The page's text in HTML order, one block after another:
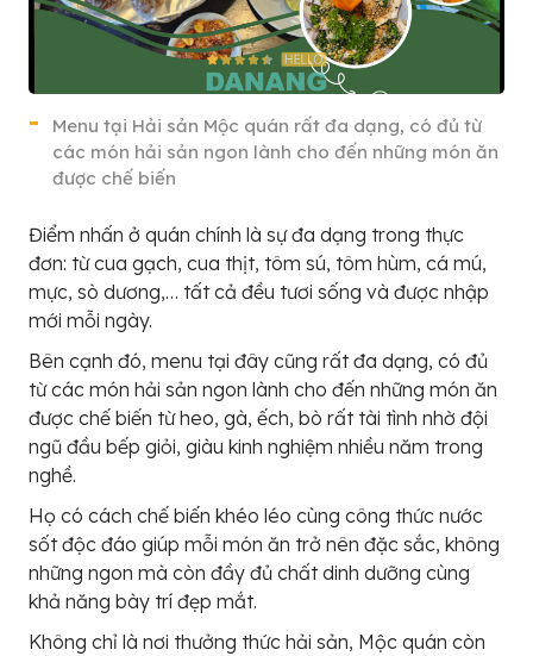
Menu tại Hải sản Mộc quán rất đa dạng, có đủ từ
các món hải sản ngon lành cho đến những món ăn
được chế biến
Điểm nhấn ở quán chính là sự đa dạng trong thực
đơn: từ cua gạch, cua thịt, tôm sú, tôm hùm, cá mú,
mực, sò dương,… tất cả đều tươi sống và được nhập
mới mỗi ngày.
Bên cạnh đó, menu tại đây cũng rất đa dạng, có đủ
từ các món hải sản ngon lành cho đến những món ăn
được chế biến từ heo, gà, ếch, bò rất tài tình nhờ đội
ngũ đầu bếp giỏi, giàu kinh nghiệm nhiều năm trong
nghề.
Họ có cách chế biến khéo léo cùng công thức nước
sốt độc đáo giúp mỗi món ăn trở nên đặc sắc, không
những ngon mà còn đầy đủ chất dinh dưỡng cùng
khả năng bày trí đẹp mắt.
Không chỉ là nơi thưởng thức hải sản, Mộc quán còn